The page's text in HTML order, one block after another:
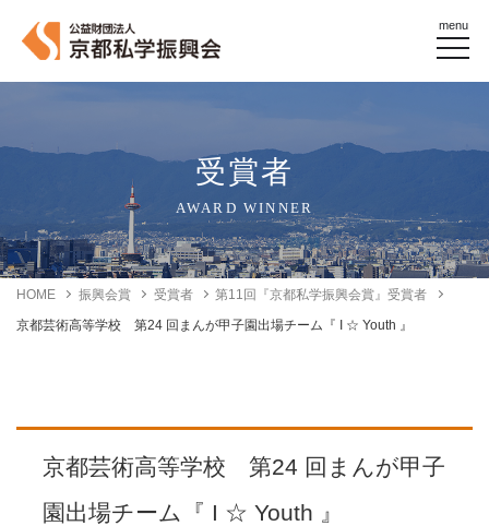
menu
受賞者
AWARD WINNER
HOME 振興会賞 受賞者
第11回『京都私学振興会賞』受賞者
京都芸術高等学校 第24 回まんが甲子園出場チーム『 I ☆ Youth 』
京都芸術高等学校 第24 回まんが甲子
園出場チーム『 I ☆ Youth 』